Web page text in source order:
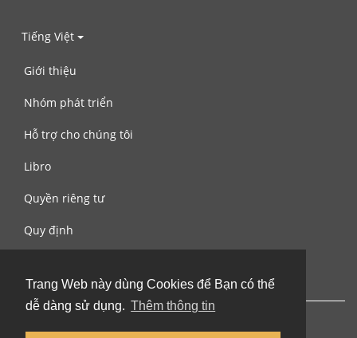
Trang Web này dùng Cookies để Bạn có thể
dễ dàng sử dụng. Thêm thông tin
Tiếng Việt
Giới thiệu
Nhóm phát triển
Hỗ trợ cho chúng tôi
Libro
Quyền riêng tư
Quy định